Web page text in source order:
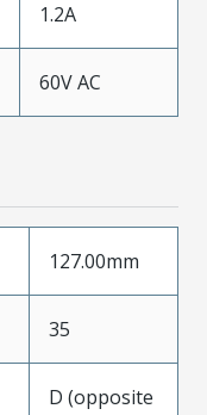
1.2A
60V AC
127.00mm
35
D (opposite